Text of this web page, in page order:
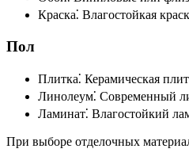
Краска⁚ Влагостойкая
Пол
Плитка⁚ Керамическая
Линолеум⁚ Современный
Ламинат⁚ Влагостойкий
При выборе отделочных